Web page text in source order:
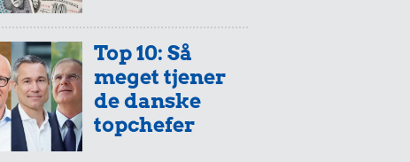
Top 10: Så
meget tjener
de danske
topchefer